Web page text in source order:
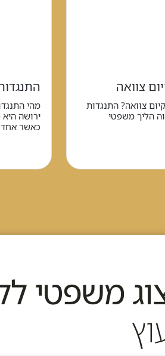
צוואה
צוואה? התנגדות
הליך משפטי
מהי
ירושה
כאשר אחד
משפטי